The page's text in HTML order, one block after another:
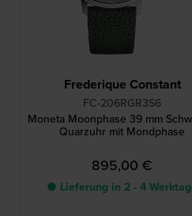
Frederique Constant
FC-206RGR3S6
Moneta Moonphase 39 mm
Quarzuhr mit Mondphase
895,00 €
● Lieferung in 2 - 4